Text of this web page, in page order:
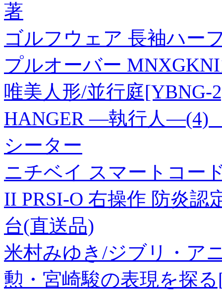
著
ゴルフウェア 長袖ハー
プルオーバー
唯美人形/並行庭[YBNG-
HANGER ―執行人―(4)
シーター
ニチベイ スマートコー
II PRSI-O 右操作 防炎認
台(直送品)
米村みゆき/ジブリ・ア
勲・宮崎駿の表現を探る